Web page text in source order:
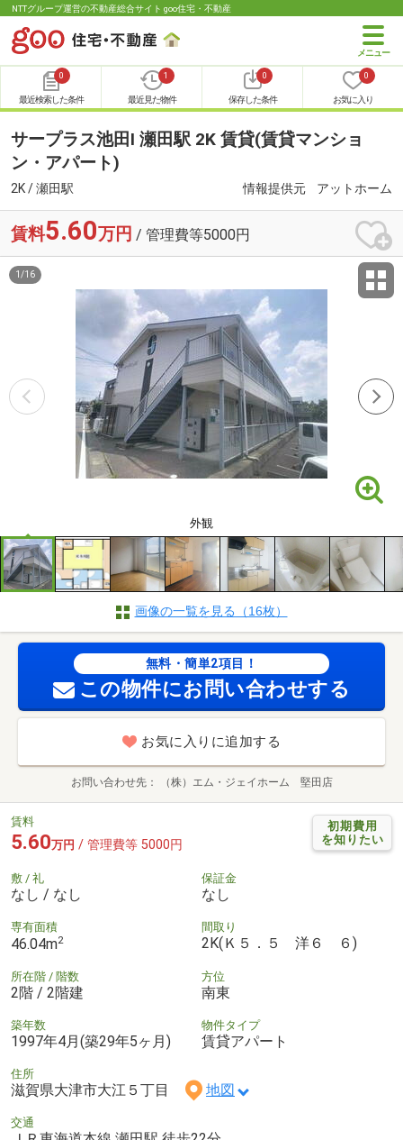
NTTグループ運営の不動産総合サイト goo住宅・不動産
0
最近検索した条件
1
最近見た物件
0
保存した条件
0
お気に入り
サープラス池田Ⅰ 瀬田駅 2K 賃貸(賃貸マンショ
ン・アパート)
2K / 瀬田駅 情報提供元 アットホーム
賃料5.60万円 / 管理費等5000円
外観
1 /16
画像の一覧を見る（16枚）
無料・簡単2項目！
この物件にお問い合わせする
お気に入りに追加する
お問い合わせ先 （株）エム・ジェイホーム 堅田店
初期費用
を知りたい
賃料
5.60万円 / 管理費等 5000円
敷 / 礼
なし / なし
保証金
なし
専有面積
46.04m2
間取り
2K(Ｋ５．５ 洋６ ６)
所在階 / 階数
2階 / 2階建
方位
南東
築年数
1997年4月(築29年5ヶ月)
物件タイプ
賃貸アパート
住所
滋賀県大津市大江５丁目 地図
交通